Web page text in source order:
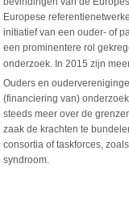
Europese
initiatief van een ouder- of
een prominentere rol
onderzoek. In 2015 zijn
Ouders en
(financiering van)
steeds meer over de
zaak de krachten te
consortia of taskforces,
syndroom.